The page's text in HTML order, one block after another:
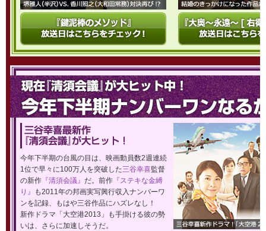
今年下半期の台風の目は、映画動員数2週連続
1位で早々に100万人を突破した三谷幸喜監督
の新作 『清須会議』 だ。前作 『ステキな金縛
り』
も2011年の邦画実写興行収入ナンバーワ
ンを記録、もはや三谷作品にハズレなし！
新作ドラマ「大空港2013」も手掛ける彼の勢
いは、さらに加速しそうだ。